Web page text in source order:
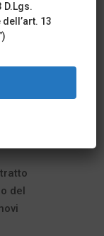
del
del
D.Lgs.
13